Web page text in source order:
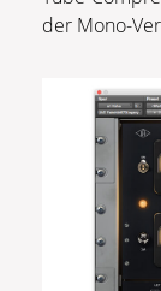
der Mono-